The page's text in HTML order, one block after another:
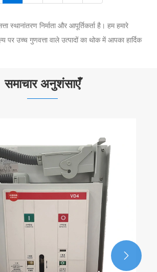
स्थानांतरण निर्माता और आपूर्तिकर्ता है। हम हमारे
पर उच्च गुणवत्ता वाले उत्पादों का थोक में आपका हार्दिक
समाचार अनुशंसाएँ
टाइप वितरण ट्रांसफार्मर बिजली
और दक्षता में सुधार कैसे कर सकते हैं
